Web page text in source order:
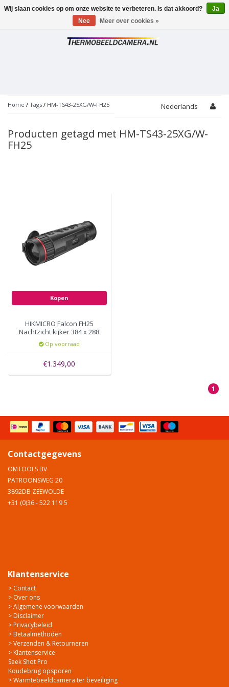
Toggle
Home / Tags / HM-TS43-25XG/W-FH25 Nederlands
Producten getagd met HM-TS43-25XG/W-
FH25
Kopen
HIKMICRO Falcon FH25
Nachtzicht kijker 384 x 288
Op voorraad
€1.349,00
1
Contactgegevens
OMTOOLS BV
PATROONSWEG 20
3892DB ZEEWOLDE
+31 (0)36 - 522 119 5
Klantenservice
> Contact
> Over ons
> Algemene voorwaarden
> Disclaimer
> Privacybeleid
> Betaalmethoden
> Verzenden & Retourneren
> Klantenservice
Seek Shot Pro
Koudebrug opsporen
> Warmtebeeldcamera ter beveiliging
Wij slaan cookies op om onze website te verbeteren. Is dat akkoord?
Ja
Nee
Meer over cookies »